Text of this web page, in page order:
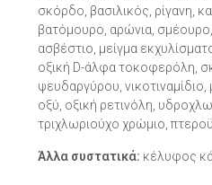
σκόρδο, βασιλικός, ρίγανη,
βατόμουρο, αρώνια,
ασβέστιο, μείγμα
οξική D-άλφα τοκοφερόλη,
ψευδαργύρου,
οξύ, οξική ρετινόλη,
τριχλωριούχο χρώμιο,
Άλλα συστατικά: κέλυφος